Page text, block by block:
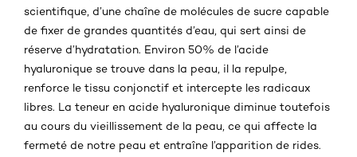
scientifique, d’une chaîne de molécules de sucre capable
de fixer de grandes quantités d’eau, qui sert ainsi de
réserve d’hydratation. Environ 50% de l’acide
hyaluronique se trouve dans la peau, il la repulpe,
renforce le tissu conjonctif et intercepte les radicaux
libres. La teneur en acide hyaluronique diminue toutefois
au cours du vieillissement de la peau, ce qui affecte la
fermeté de notre peau et entraîne l’apparition de rides.